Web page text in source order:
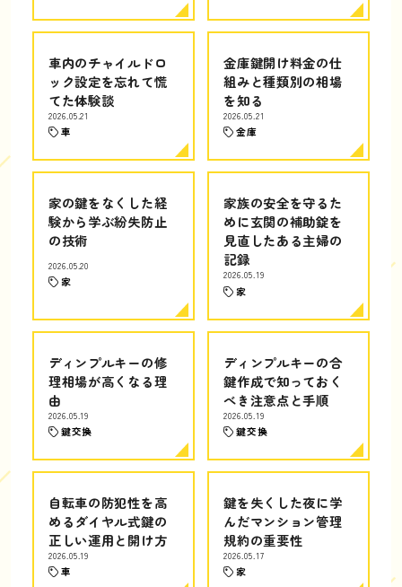
車内のチャイルドロ
ック設定を忘れて慌
てた体験談
2026.05.21
車
金庫鍵開け料金の仕
組みと種類別の相場
を知る
2026.05.21
金庫
家の鍵をなくした経
験から学ぶ紛失防止
の技術
2026.05.20
家
家族の安全を守るた
めに玄関の補助錠を
見直したある主婦の
記録
2026.05.19
家
ディンプルキーの修
理相場が高くなる理
由
2026.05.19
鍵交換
ディンプルキーの合
鍵作成で知っておく
べき注意点と手順
2026.05.19
鍵交換
自転車の防犯性を高
めるダイヤル式鍵の
正しい運用と開け方
2026.05.19
車
鍵を失くした夜に学
んだマンション管理
規約の重要性
2026.05.17
家